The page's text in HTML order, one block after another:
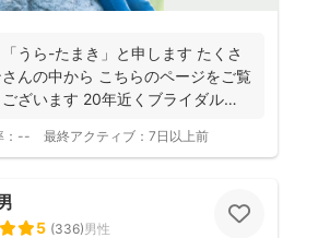
うら-たまき」と申します たくさ
んの中から こちらのページをご覧
ざいます 20年近くブライダルの
-- 最終アクティブ： 7日以上前
5 (336)男性